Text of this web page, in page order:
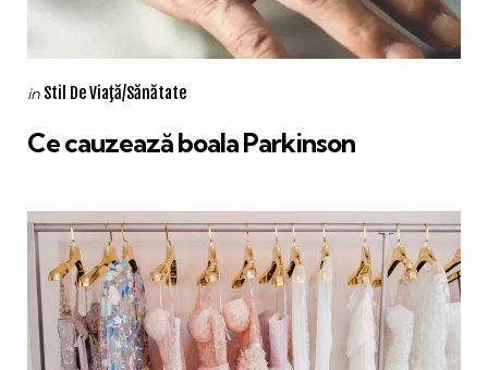
Categories
Posted
in Stil De Viaţă/Sănătate
Ce cauzează boala Parkinson